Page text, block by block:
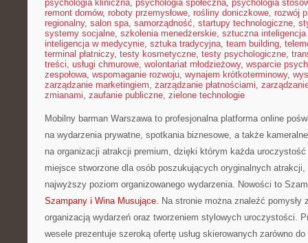
psychologia kliniczna, psychologia społeczna, psychologia
remont domów, roboty przemysłowe, rośliny doniczkowe, rozwój
regionalny, salon spa, samorządność, startupy technologiczne,
systemy socjalne, szkolenia menedżerskie, sztuczna
inteligencja w medycynie, sztuka tradycyjna, team building,
terminal płatniczy, testy kosmetyczne, testy psychologiczne,
treści, usługi chmurowe, wolontariat młodzieżowy, wsparcie
zespołowa, wspomaganie rozwoju, wynajem krótkoterminowy,
zarządzanie marketingiem, zarządzanie płatnościami,
zmianami, zaufanie publiczne, zielone technologie
Mobilny barman Warszawa to profesjonalna platforma online
na wydarzenia prywatne, spotkania biznesowe, a także
na organizacji atrakcji premium, dzięki którym każda uroczystość
miejsce stworzone dla osób poszukujących oryginalnych
najwyższy poziom organizowanego wydarzenia. Nowości to
Szampany i Wina Musujące. Na stronie można znaleźć pomysły
organizacją wydarzeń oraz tworzeniem stylowych uroczystości.
wesele prezentuje szeroką ofertę usług skierowanych zarówno